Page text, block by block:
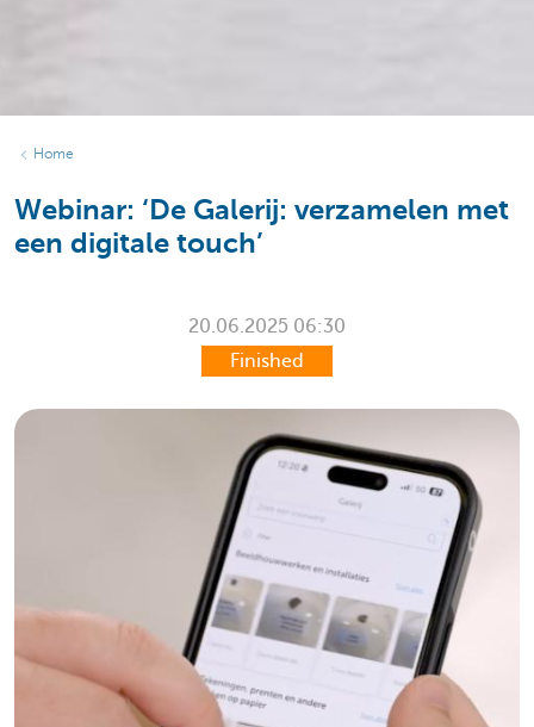
Home
Webinar: ‘De Galerij: verzamelen met
een digitale touch’
20.06.2025 06:30
Finished